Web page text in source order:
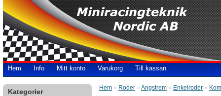
Hem Info Mitt konto Varukorg Till kassan
Kategorier Hem » Roder » Angstrem » Enkelroder »